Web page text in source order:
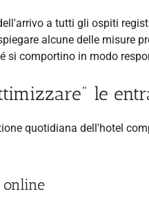
a tutti gli ospiti
alcune delle misure
si comportino in modo
le
quotidiana dell'hotel
online